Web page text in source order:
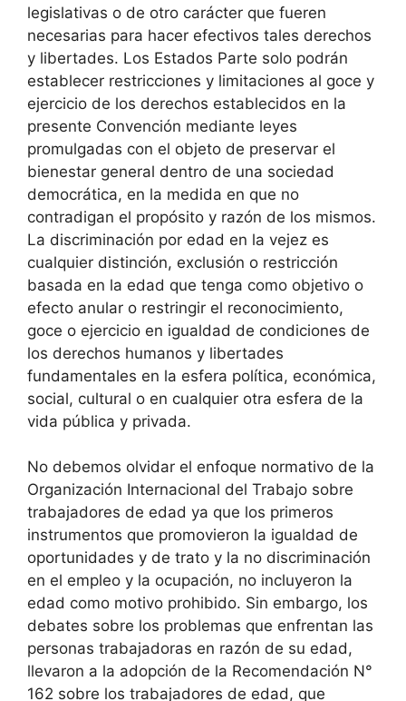
legislativas o de otro carácter que fueren
necesarias para hacer efectivos tales derechos
y libertades. Los Estados Parte solo podrán
establecer restricciones y limitaciones al goce y
ejercicio de los derechos establecidos en la
presente Convención mediante leyes
promulgadas con el objeto de preservar el
bienestar general dentro de una sociedad
democrática, en la medida en que no
contradigan el propósito y razón de los mismos.
La discriminación por edad en la vejez es
cualquier distinción, exclusión o restricción
basada en la edad que tenga como objetivo o
efecto anular o restringir el reconocimiento,
goce o ejercicio en igualdad de condiciones de
los derechos humanos y libertades
fundamentales en la esfera política, económica,
social, cultural o en cualquier otra esfera de la
vida pública y privada.
No debemos olvidar el enfoque normativo de la
Organización Internacional del Trabajo sobre
trabajadores de edad ya que los primeros
instrumentos que promovieron la igualdad de
oportunidades y de trato y la no discriminación
en el empleo y la ocupación, no incluyeron la
edad como motivo prohibido. Sin embargo, los
debates sobre los problemas que enfrentan las
personas trabajadoras en razón de su edad,
llevaron a la adopción de la Recomendación N°
162 sobre los trabajadores de edad, que